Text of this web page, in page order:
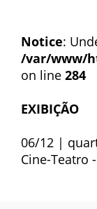
Notice:
/var/www/
on line 284
EXIBIÇÃO
06/12 |
Cine-Teatro